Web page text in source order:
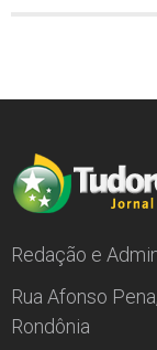
Redação e
Rua Afonso
Rondônia